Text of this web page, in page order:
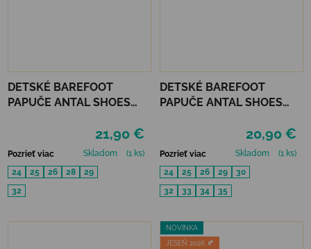
DETSKÉ BAREFOOT
PAPUČE ANTAL SHOES
21,90 €
Pozrieť viac Skladom
(1 ks)
24
25 26 28
29
32
DETSKÉ BAREFOOT
PAPUČE ANTAL SHOES
20,90 €
Pozrieť viac Skladom
(1 ks)
24
25 26 29
30
32
33 34 35
NOVINKA
JESEŇ 2026 🍂